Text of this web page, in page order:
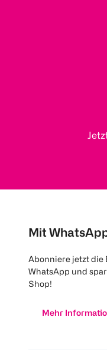
Mit
Abonniere jetzt die
WhatsApp und
Shop!
Mehr